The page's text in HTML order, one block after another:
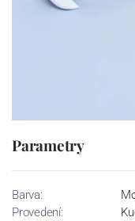
Parametry
Barva:
Provedení: